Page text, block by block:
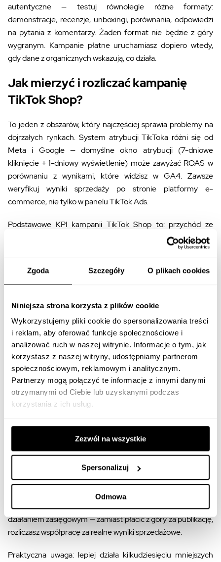
Zgoda Szczegóły O plikach cookies
Niniejsza strona korzysta z plików cookie
Wykorzystujemy pliki cookie do spersonalizowania treści
i reklam, aby oferować funkcje społecznościowe i
analizować ruch w naszej witrynie. Informacje o tym, jak
korzystasz z naszej witryny, udostępniamy partnerom
społecznościowym, reklamowym i analitycznym.
Partnerzy mogą połączyć te informacje z innymi danymi
otrzymanymi od Ciebie lub uzyskanymi podczas
korzystania z ich usług.
Zezwól na wszystkie
Spersonalizuj
Odmowa
autentyczne — testuj równolegle różne formaty:
demonstracje, recenzje, unboxingi, porównania, odpowiedzi
na pytania z komentarzy. Żaden format nie będzie z góry
wygranym. Kampanie płatne uruchamiasz dopiero wtedy,
gdy dane z organicznych wskazują, co działa.
Jak mierzyć i rozliczać kampanię
TikTok Shop?
To jeden z obszarów, który najczęściej sprawia problemy na
dojrzałych rynkach. System atrybucji TikToka różni się od
Meta i Google — domyślne okno atrybucji (7-dniowe
kliknięcie + 1-dniowy wyświetlenie) może zawyżać ROAS w
porównaniu z wynikami, które widzisz w GA4. Zawsze
weryfikuj wyniki sprzedaży po stronie platformy e-
commerce, nie tylko w panelu TikTok Ads.
Podstawowe KPI kampanii TikTok Shop to: przychód ze
sprzedaży, liczba zamówień, ROAS (z uwzględnieniem
prowizji platformy), CPA, współczynnik konwersji i wartość
pomijany, jest
realna marża po uwzględnieniu wszystkich
budżet mediowy, koszty logistyki i obsługi zwrotów.
TikTok oferuje też automatyczne narzędzie GMV Max, które
optymalizuje kampanie pod kątem całkowitej wartości
sprzedaży w sklepie. Według oficjalnej dokumentacji GMV
Max wykorzystuje dostępne zasoby kreatywne,
automatyzuje ustawienia kampanii i optymalizuje zarówno
ruch płatny, jak i organiczny. W praktyce: warto testować, ale
nie oddawać pełnej kontroli algorytmowi przed
Twórcy i afiliacja jako kanał
sprzedaży (nie tylko zasięgu)
Twórcy mogą promować produkty i otrzymywać prowizję od
wygenerowanej sprzedaży (typowo 5–20% zależnie od
kategorii). Influencer marketing przestaje być wyłącznie
działaniem zasięgowym — zamiast płacić z góry za publikację,
rozliczasz współpracę za realne wyniki sprzedażowe.
Praktyczna uwaga: lepiej działa kilkudziesięciu mniejszych